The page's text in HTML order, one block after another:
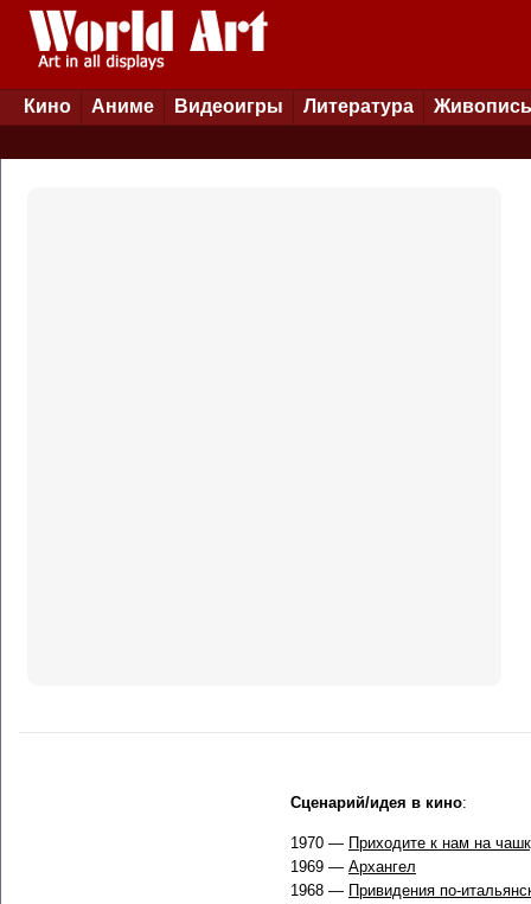
Кино Аниме Видеоигры Литература Живопись
Сценарий/идея в кино:
1970 — Приходите к нам на
1969 — Архангел
1968 — Привидения по-